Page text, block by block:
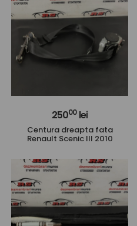
25000lei
Centura dreapta fata
Renault Scenic III 2010